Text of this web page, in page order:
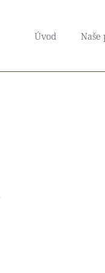
Úvod Naše